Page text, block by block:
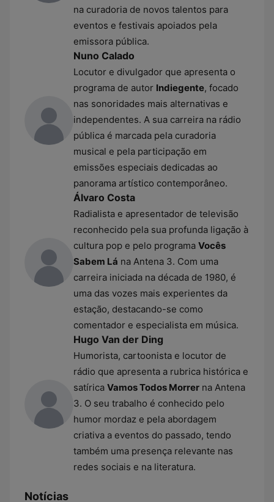
na curadoria de novos talentos para
eventos e festivais apoiados pela
emissora pública.
Nuno Calado
Locutor e divulgador que apresenta o
programa de autor Indiegente, focado
nas sonoridades mais alternativas e
independentes. A sua carreira na rádio
pública é marcada pela curadoria
musical e pela participação em
emissões especiais dedicadas ao
panorama artístico contemporâneo.
Álvaro Costa
Radialista e apresentador de televisão
reconhecido pela sua profunda ligação à
cultura pop e pelo programa Vocês
Sabem Lá na Antena 3. Com uma
carreira iniciada na década de 1980, é
uma das vozes mais experientes da
estação, destacando-se como
comentador e especialista em música.
Hugo Van der Ding
Humorista, cartoonista e locutor de
rádio que apresenta a rubrica histórica e
satírica Vamos Todos Morrer na Antena
3. O seu trabalho é conhecido pelo
humor mordaz e pela abordagem
criativa a eventos do passado, tendo
também uma presença relevante nas
redes sociais e na literatura.
Notícias